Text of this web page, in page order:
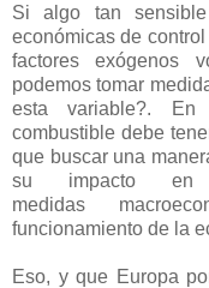
Si algo tan
económicas de
factores exógenos
podemos tomar
esta variable?.
combustible debe
que buscar una
su impacto en
medidas
funcionamiento de la
Eso, y que Europa